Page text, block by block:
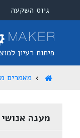
גיוס השקעה
פיתוח רעיון
מאמרים
מענה